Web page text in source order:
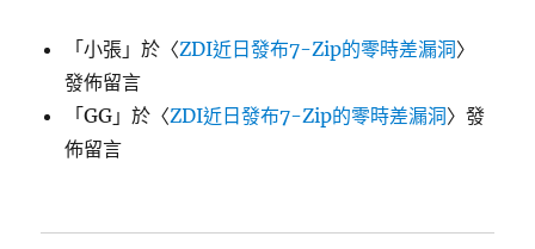
「小張 」於〈ZDI近日發布7-Zip的零時差漏洞〉
發佈留言
「GG 」於〈ZDI近日發布7-Zip的零時差漏洞〉發
佈留言